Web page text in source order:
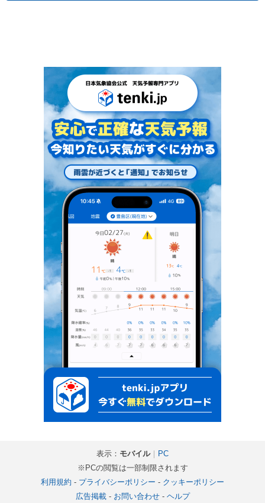
表示： モバイル｜ PC
※PCの閲覧は一部制限されます
利用規約 - プライバシーポリシー - クッキーポリシー
広告掲載- お問い合わせ- ヘルプ